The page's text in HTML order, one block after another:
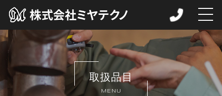
ホーム
当社について
取扱品目
各種製品例
取扱品目
MENU